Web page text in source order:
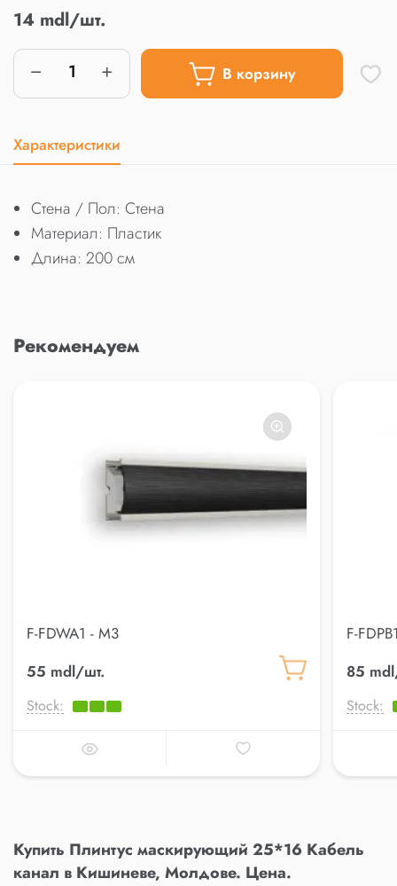
14 mdl/шт.
В корзину
Характеристики
Стена / Пол: Стена
Материал: Пластик
Длина: 200 см
Рекомендуем
F-FDWA1 - M3
55 mdl/шт.
Stock:
F-
85
Stock:
Купить Плинтус маскирующий 25*16 Кабель
канал в Кишиневе, Молдове. Цена.